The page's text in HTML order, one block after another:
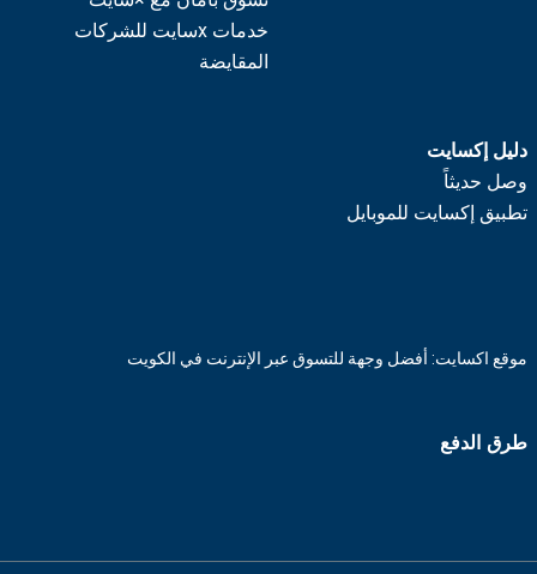
خدمات xسايت للشركات
المقايضة
دليل إكسايت
وصل حديثاً
تطبيق إكسايت للموبايل
موقع اكسايت: أفضل وجهة للتسوق عبر الإنترنت في الكويت
طرق الدفع